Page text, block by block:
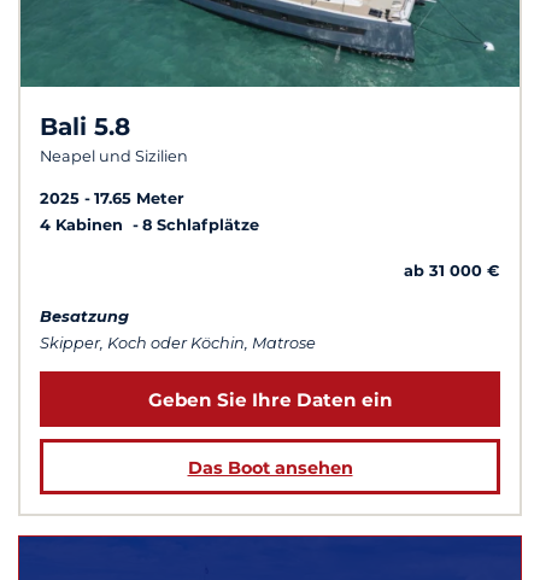
Bali 5.8
Neapel und Sizilien
2025
17.65 Meter
4 Kabinen
8 Schlafplätze
ab 31 000 €
Besatzung
Skipper, Koch oder Köchin, Matrose
Geben Sie Ihre Daten ein
Das Boot ansehen